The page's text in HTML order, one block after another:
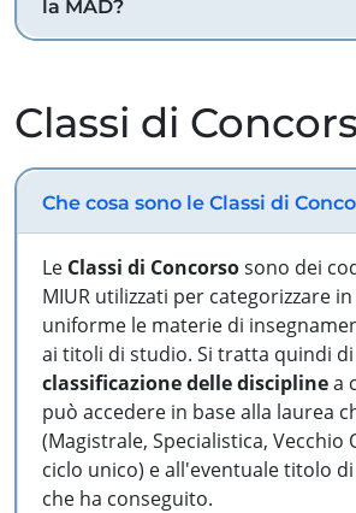
la MAD?
Classi di
Che cosa sono le Classi di
Le Classi di Concorsosono dei
MIUR utilizzati per categorizzare
uniforme le materie di
ai titoli di studio. Si tratta quindi
classificazione delle disciplinea
può accedere in base alla laurea
(Magistrale, Specialistica, Vecchio
ciclo unico) e all'eventuale titolo
che ha conseguito.